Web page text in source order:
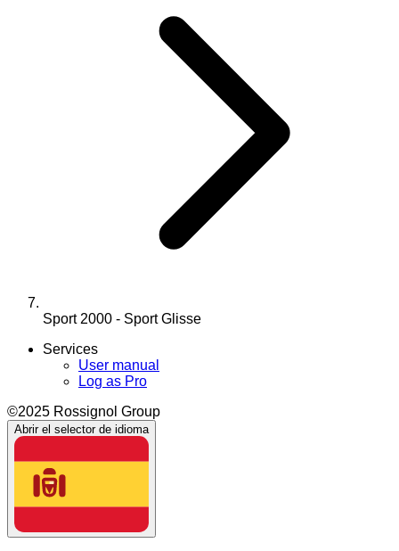
Sport 2000 - Sport Glisse
Services
User manual
Log as Pro
©2025 Rossignol Group
Abrir el selector de idioma